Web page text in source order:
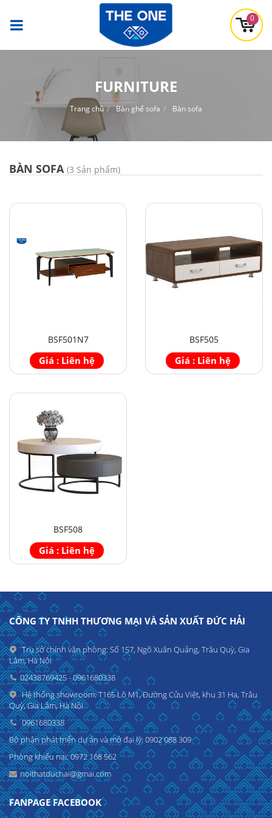
0
FURNITURE
Trang chủ Bàn ghế sofa Bàn sofa
BÀN SOFA (3 Sản phẩm)
BSF501N7
Giá : Liên hệ
BSF505
Giá : Liên hệ
BSF508
Giá : Liên hệ
CÔNG TY TNHH THƯƠNG MẠI VÀ SẢN XUẤT ĐỨC HẢI
Trụ sở chính văn phòng: Số 157, Ngõ Xuân Quảng, Trâu Quỳ, Gia
Lâm, Hà Nội
02438769425 - 0961680338
Hệ thống showroom: T165 Lô M1, Đường Cửu Việt, khu 31 Ha, Trâu
Quỳ, Gia Lâm, Hà Nội
0961680338
Bộ phận phát triển dự án và mở đại lý: 0902 088 309
Phòng khiếu nại: 0972 168 562
noithatduchai@gmai.com
FANPAGE FACEBOOK